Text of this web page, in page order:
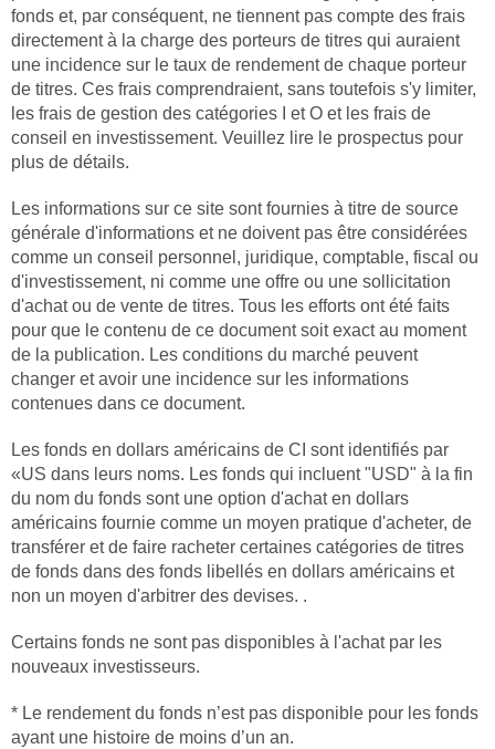
fonds et, par conséquent, ne tiennent pas compte des frais
directement à la charge des porteurs de titres qui auraient
une incidence sur le taux de rendement de chaque porteur
de titres. Ces frais comprendraient, sans toutefois s'y limiter,
les frais de gestion des catégories I et O et les frais de
conseil en investissement. Veuillez lire le prospectus pour
plus de détails.
Les informations sur ce site sont fournies à titre de source
générale d'informations et ne doivent pas être considérées
comme un conseil personnel, juridique, comptable, fiscal ou
d'investissement, ni comme une offre ou une sollicitation
d'achat ou de vente de titres. Tous les efforts ont été faits
pour que le contenu de ce document soit exact au moment
de la publication. Les conditions du marché peuvent
changer et avoir une incidence sur les informations
contenues dans ce document.
Les fonds en dollars américains de CI sont identifiés par
«US dans leurs noms. Les fonds qui incluent "USD" à la fin
du nom du fonds sont une option d'achat en dollars
américains fournie comme un moyen pratique d'acheter, de
transférer et de faire racheter certaines catégories de titres
de fonds dans des fonds libellés en dollars américains et
non un moyen d'arbitrer des devises. .
Certains fonds ne sont pas disponibles à l'achat par les
nouveaux investisseurs.
* Le rendement du fonds n’est pas disponible pour les fonds
ayant une histoire de moins d’un an.